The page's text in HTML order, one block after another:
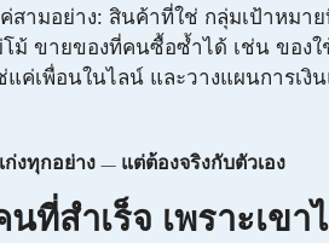
สามอย่าง: สินค้าที่ใช่ กลุ่มเป้าหมา
ม้ ขายของที่คนซื้อซ้ำได้ เช่น ของใ
ค่เพื่อนในไลน์ และวางแผนการเงิ
งทุกอย่าง — แต่ต้องจริงกับตัวเอง
ที่สำเร็จ เพราะเขา